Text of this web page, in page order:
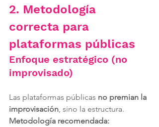
2. Metodología
correcta para
plataformas públicas
Enfoque estratégico (no
improvisado)
Las plataformas públicas no premian la
improvisación, sino la estructura.
Metodología recomendada: